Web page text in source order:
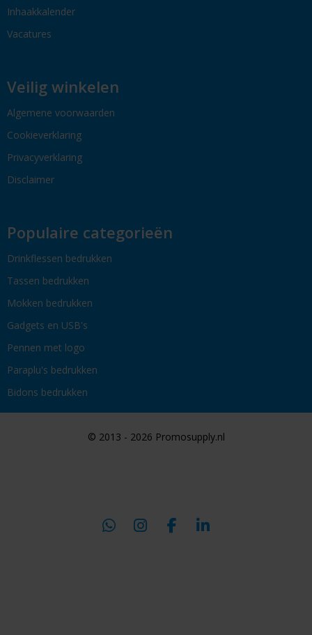
Inhaakkalender
Vacatures
Veilig winkelen
Algemene voorwaarden
Cookieverklaring
Privacyverklaring
Disclaimer
Populaire categorieën
Drinkflessen bedrukken
Tassen bedrukken
Mokken bedrukken
Gadgets en USB's
Pennen met logo
Paraplu's bedrukken
Bidons bedrukken
© 2013 - 2026 Promosupply.nl